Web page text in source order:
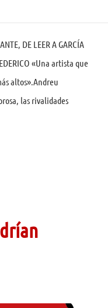
DE LEER A GARCÍA
«Una artista que
altos».Andreu
las rivalidades